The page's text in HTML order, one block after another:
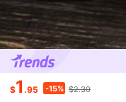
$1 .95 -15% $2.30